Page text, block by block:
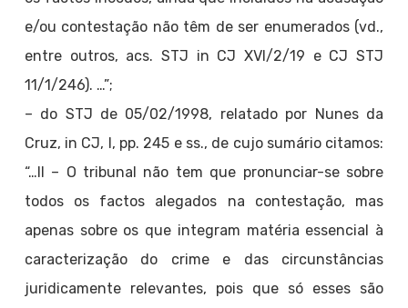
e/ou contestação não têm de ser enumerados (vd.,
entre outros, acs. STJ in CJ XVI/2/19 e CJ STJ
11/1/246). …”;
– do STJ de 05/02/1998, relatado por Nunes da
Cruz, in CJ, I, pp. 245 e ss., de cujo sumário citamos:
“…II – O tribunal não tem que pronunciar-se sobre
todos os factos alegados na contestação, mas
apenas sobre os que integram matéria essencial à
caracterização do crime e das circunstâncias
juridicamente relevantes, pois que só esses são